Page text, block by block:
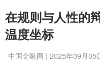
在规则与人性的
温度坐标
中国金融网 | 2025年09月05